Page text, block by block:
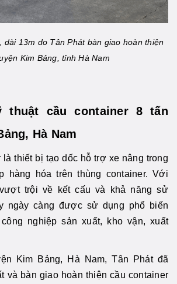
dài 13m do Tân Phát bàn giao hoàn thiện
Kim Bảng, tỉnh Hà Nam
thuật cầu container 8 tấn
Hà Nam
là thiết bị tạo dốc hỗ trợ xe nâng trong
hàng hóa trên thùng container. Với
trội về kết cấu và khả năng sử
ngày càng được sử dụng phổ biến
nghiệp sản xuất, kho vận, xuất
Kim Bảng, Hà Nam, Tân Phát đã
và bàn giao hoàn thiện cầu container